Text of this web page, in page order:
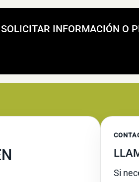
SOLICITAR INFORMACIÓN O
Si